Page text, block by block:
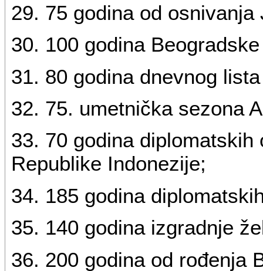
29. 75 godina od
30. 100 godina
31. 80 godina dnevnog
32. 75. umetnička sezona
33. 70 godina
Republike Indonezije;
34. 185 godina
35. 140 godina izgradnje
36. 200 godina od rođenja